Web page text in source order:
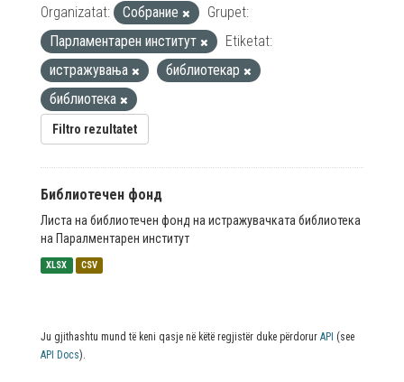
Organizatat: Собрание
Grupet:
Парламентарен институт
Etiketat:
истражувања
библиотекар
библиотека
Filtro rezultatet
Библиотечен фонд
Листа на библиотечен фонд на истражувачката библиотека
на Паралментарен институт
XLSX CSV
Ju gjithashtu mund të keni qasje në këtë regjistër duke përdorur API (see
API Docs).